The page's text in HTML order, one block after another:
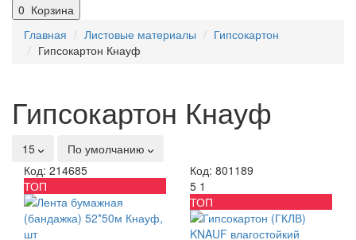
0 Корзина
Главная
Листовые материалы
Гипсокартон
Гипсокартон Кнауф
Гипсокартон Кнауф
15
По умолчанию
Код: 214685
ТОП
Код: 801189
5 1
ТОП